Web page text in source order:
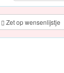
Zet op wensenlijstje